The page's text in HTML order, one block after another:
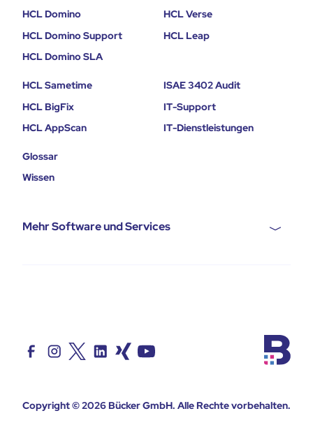
HCL Domino
HCL Domino Support
HCL Domino SLA
HCL Verse
HCL Leap
HCL Sametime
HCL BigFix
HCL AppScan
ISAE 3402 Audit
IT-Support
IT-Dienstleistungen
Glossar
Wissen
Mehr Software und Services
Copyright © 2026Bücker GmbH. Alle Rechte vorbehalten.